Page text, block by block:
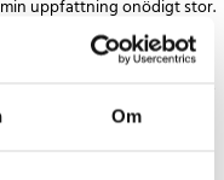
Om
uppfattning onödigt stor.
Annars bra.